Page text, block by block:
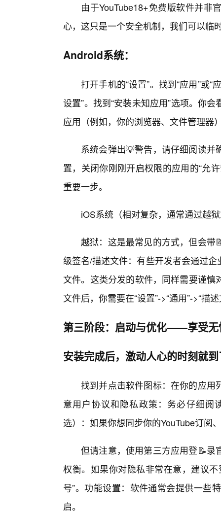
由于YouTube18+免费版软件并非
心，这只是一个安全机制，我们可以临
Android系统：
打开手机的“设置”。找到“应用”或“
设置”。找到“安装未知应用”选项。你
应用（例如，你的浏览器、文件管理器
系统会弹出💡警告，请仔细阅读
置，关闭你刚刚开启权限的应用的“允
重要一步。
iOS系统（相对复杂，通常通过越
越狱：这是最常见的方式，但会带
级签名/描述文件：有些开发者会通过
文件。这类分发的软件，同样需要谨
文件后，你需要在“设置”->“通用”->“描
第三阶段：启动与优化——享受无
安装完成后，激动人心的时刻就
找到并点击软件图标：在你的应用
意用户协议和隐私政策：务必仔细阅
选）：如果你想同步你的YouTube订阅
但请注意，使用第三方应用登📝录
权衡。如果你对隐私非常在意，建议
号”。功能设置：软件通常会提供一些
启。